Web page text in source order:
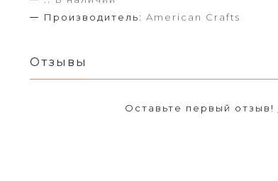
Производитель: American Crafts
Отзывы
Оставьте первый отзыв!